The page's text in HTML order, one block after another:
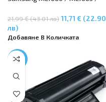
Samsung SCX3200/3205
21,99 € (43.01 лв)11,71 € (22.90
лв)
Добавяне В Количката
-37%